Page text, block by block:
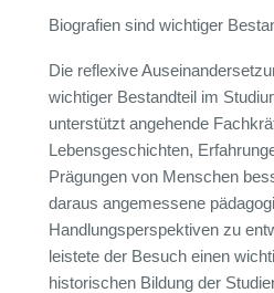
Biografien sind wichtiger
Die reflexive
wichtiger Bestandteil im
unterstützt angehende
Lebensgeschichten,
Prägungen von Menschen
daraus angemessene
Handlungsperspektiven zu
leistete der Besuch einen
historischen Bildung der